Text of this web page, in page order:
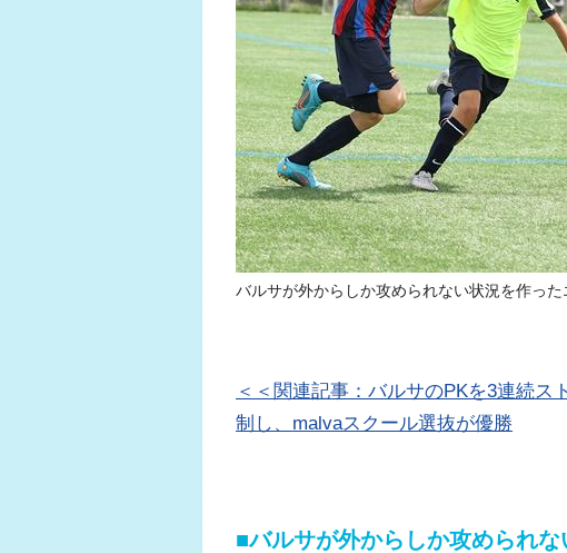
バルサが外からしか攻められない状況を作っ
＜＜関連記事：バルサのPKを3連続
制し、malvaスクール選抜が優勝
■バルサが外からしか攻められ